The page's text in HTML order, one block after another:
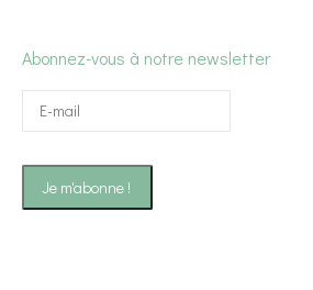
Abonnez-vous à notre newsletter